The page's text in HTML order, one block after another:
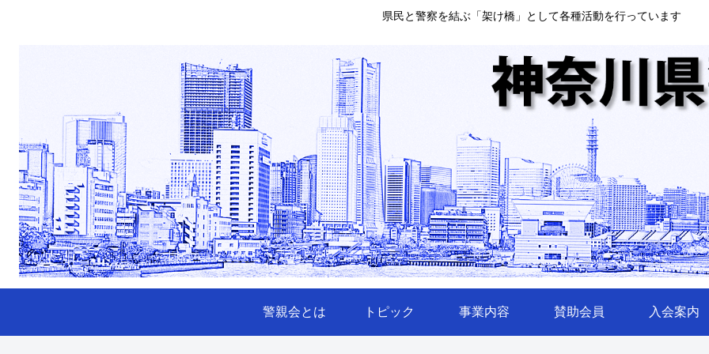
県民と警察を結ぶ「架け橋」として各種活動を行っています
警親会とは トピック 事業内容 賛助会員 入会案内